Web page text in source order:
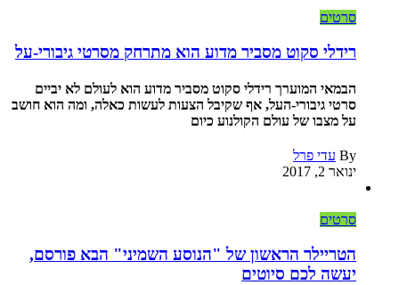
סרטים
רידלי סקוט מסביר מדוע הוא מתרחק מסרטי גיבורי-על
הבמאי המוערך רידלי סקוט מסביר מדוע הוא לעולם לא יביים
סרטי גיבורי-העל, אף שקיבל הצעות לעשות כאלה, ומה הוא חושב
על מצבו של עולם הקולנוע כיום
By עדי פרל
ינואר 2, 2017
סרטים
הטריילר הראשון של "הנוסע השמיני" הבא פורסם,
יעשה לכם סיוטים